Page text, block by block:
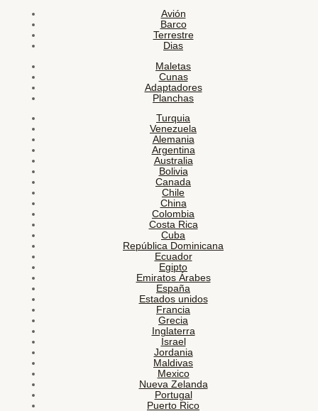
Avión
Barco
Terrestre
Dias
Maletas
Cunas
Adaptadores
Planchas
Turquia
Venezuela
Alemania
Argentina
Australia
Bolivia
Canada
Chile
China
Colombia
Costa Rica
Cuba
República Dominicana
Ecuador
Egipto
Emiratos Árabes
España
Estados unidos
Francia
Grecia
Inglaterra
Israel
Jordania
Maldivas
Mexico
Nueva Zelanda
Portugal
Puerto Rico